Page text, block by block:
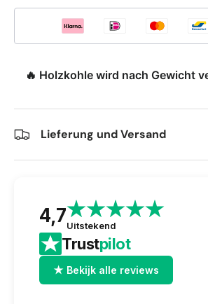
🔥 Holzkohle wird nach Gewicht
Lieferung und Versand
4,7Uitstekend
Trustpilot
★ Bekijk alle reviews